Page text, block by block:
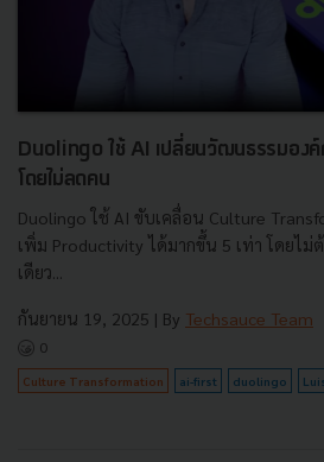
Duolingo ใช้ AI เปลี่ยนวัฒนธรรมอง
โดยไม่ลดคน
Duolingo ใช้ AI ขับเคลื่อน Culture
เพิ่ม Productivity ได้มากขึ้น 5 เท่า โดยไ
เดียว...
กันยายน 19, 2025 | By Techsauce Team
0
Culture Transformation ai-first duolingo